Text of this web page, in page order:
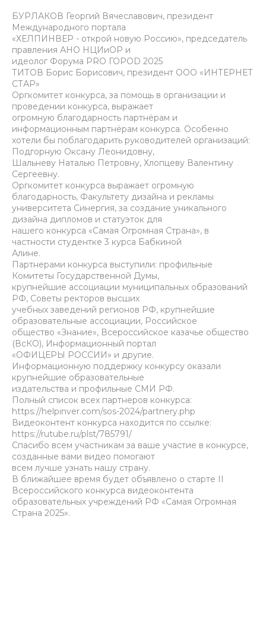
БУРЛАКОВ Георгий Вячеславович, президент
Международного портала
«ХЕЛПИНВЕР - открой новую Россию», председатель
правления АНО НЦИиОР и
идеолог Форума PRO ГОРОD 2025
ТИТОВ Борис Борисович, президент ООО «ИНТЕРНЕТ
СТАР»
Оргкомитет конкурса, за помощь в организации и
проведении конкурса, выражает
огромную благодарность партнёрам и
информационным партнёрам конкурса. Особенно
хотели бы поблагодарить руководителей организаций:
Подгорную Оксану Леонидовну,
Шальневу Наталью Петровну, Хлопцеву Валентину
Сергеевну.
Оргкомитет конкурса выражает огромную
благодарность, Факультету дизайна и рекламы
университета Синергия, за создание уникального
дизайна дипломов и статуэток для
нашего конкурса «Самая Огромная Страна», в
частности студентке 3 курса Бабкиной
Алине.
Партнерами конкурса выступили: профильные
Комитеты Государственной Думы,
крупнейшие ассоциации муниципальных образований
РФ, Советы ректоров высших
учебных заведений регионов РФ, крупнейшие
образовательные ассоциации, Российское
общество «Знание», Всероссийское казачье общество
(ВсКО), Информационный портал
«ОФИЦЕРЫ РОССИИ» и другие.
Информационную поддержку конкурсу оказали
крупнейшие образовательные
издательства и профильные СМИ РФ.
Полный список всех партнеров конкурса:
https://helpinver.com/sos-2024/partnery.php
Видеоконтент конкурса находится по ссылке:
https://rutube.ru/plst/785791/
Спасибо всем участникам за ваше участие в конкурсе,
созданные вами видео помогают
всем лучше узнать нашу страну.
В ближайшее время будет объявлено о старте II
Всероссийского конкурса видеоконтента
образовательных учреждений РФ «Самая Огромная
Страна 2025».